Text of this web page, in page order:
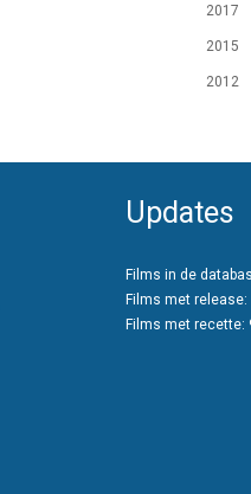
2017
2015
2012
Updates
Films in de
Films met release:
Films met recette: